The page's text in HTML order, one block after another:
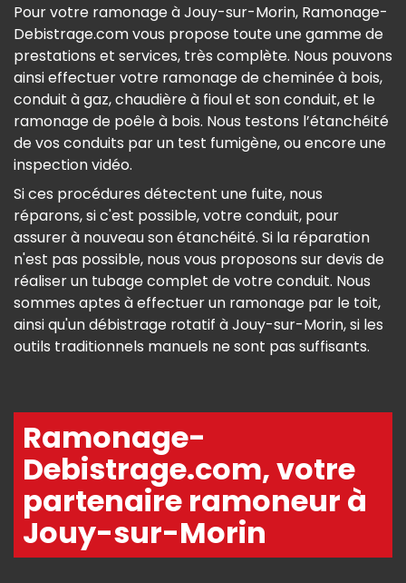
Pour votre ramonage à Jouy-sur-Morin, Ramonage-
Debistrage.com vous propose toute une gamme de
prestations et services, très complète. Nous pouvons
ainsi effectuer votre ramonage de cheminée à bois,
conduit à gaz, chaudière à fioul et son conduit, et le
ramonage de poêle à bois. Nous testons l’étanchéité
de vos conduits par un test fumigène, ou encore une
inspection vidéo.
Si ces procédures détectent une fuite, nous
réparons, si c'est possible, votre conduit, pour
assurer à nouveau son étanchéité. Si la réparation
n'est pas possible, nous vous proposons sur devis de
réaliser un tubage complet de votre conduit. Nous
sommes aptes à effectuer un ramonage par le toit,
ainsi qu'un débistrage rotatif à Jouy-sur-Morin, si les
outils traditionnels manuels ne sont pas suffisants.
Ramonage-
Debistrage.com, votre
partenaire ramoneur à
Jouy-sur-Morin